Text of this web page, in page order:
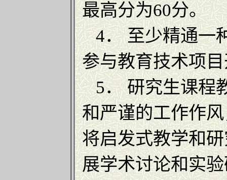
最高分为60分。
4． 至少精通一
参与教育技术项
5． 研究生课程
和严谨的工作作
将启发式教学和
展学术讨论和实